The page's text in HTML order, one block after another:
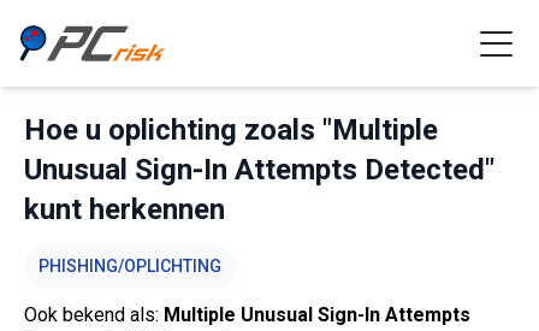
Hoe u oplichting zoals "Multiple
Unusual Sign-In Attempts Detected"
kunt herkennen
PHISHING/OPLICHTING
Ook bekend als: Multiple Unusual Sign-In Attempts